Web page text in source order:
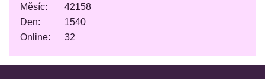
Online: 32
Měsíc:
42158
Den:
1540